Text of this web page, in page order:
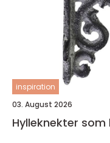
inspiration
03. August 2026
Hylleknekter